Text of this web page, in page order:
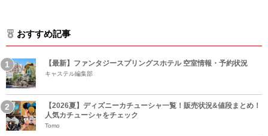
おすすめ記事
【最新】ファンタジースプリングスホテル 空室情報・予約状況
キャステル編集部
【2026夏】ディズニーカチューシャ一覧！販売状況&値段まとめ！
人気カチューシャをチェック
Tomo